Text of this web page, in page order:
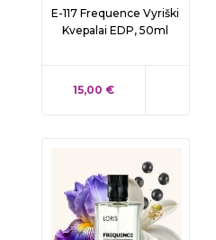
E-117 Frequence Vyriški
Kvepalai EDP, 50ml
KAINA
15,00 €